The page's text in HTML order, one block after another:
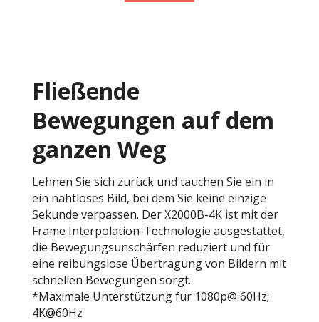
Fließende
Bewegungen auf dem
ganzen Weg
Lehnen Sie sich zurück und tauchen Sie ein in
ein nahtloses Bild, bei dem Sie keine einzige
Sekunde verpassen. Der X2000B-4K ist mit der
Frame Interpolation-Technologie ausgestattet,
die Bewegungsunschärfen reduziert und für
eine reibungslose Übertragung von Bildern mit
schnellen Bewegungen sorgt.
*Maximale Unterstützung für 1080p@ 60Hz;
4K@60Hz